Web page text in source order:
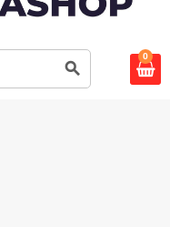
search
0